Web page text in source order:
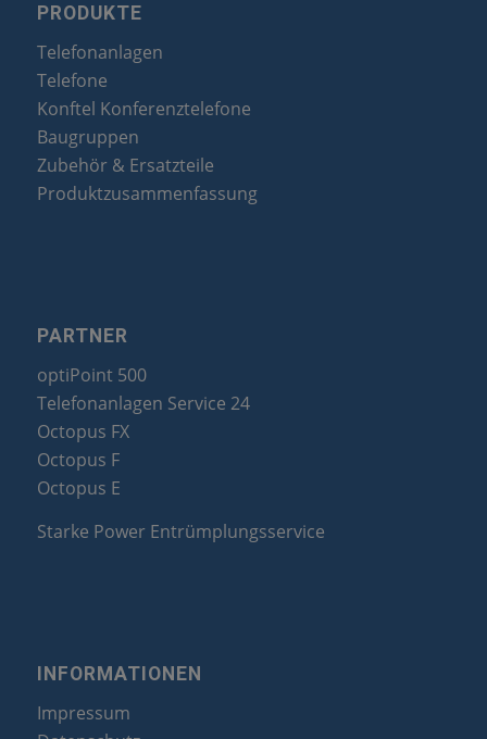
PRODUKTE
Telefonanlagen
Telefone
Konftel Konferenztelefone
Baugruppen
Zubehör & Ersatzteile
Produktzusammenfassung
PARTNER
optiPoint 500
Telefonanlagen Service 24
Octopus FX
Octopus F
Octopus E
Starke Power Entrümplungsservice
INFORMATIONEN
Impressum